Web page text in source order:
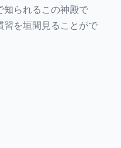
知られるこの神殿で
習を垣間見ることがで